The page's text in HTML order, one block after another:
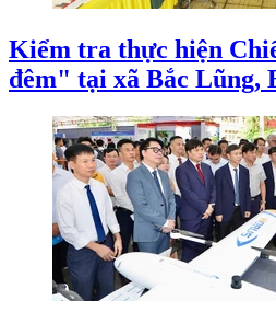
Kiểm tra thực hiện
đêm" tại xã Bắc Lũng,